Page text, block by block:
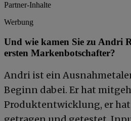
Partner-Inhalte
Werbung
Und wie kamen Sie zu Andri
ersten Markenbotschafter?
Andri ist ein
Beginn dabei. Er hat
Produktentwicklung, er hat